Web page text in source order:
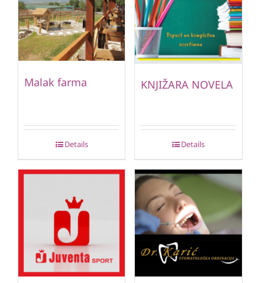
Malak farma
Details
KNJIŽARA NOVELA
Details